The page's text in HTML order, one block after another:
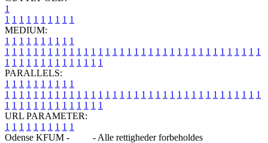
1
1 1 1 1 1 1 1 1 1 1
MEDIUM:
1 1 1 1 1 1 1 1 1 1
1 1 1 1 1 1 1 1 1 1 1 1 1 1 1 1 1 1 1 1 1 1 1 1 1 1 1 1 1 1 1 1 1 1 1 1
1 1 1 1 1 1 1 1 1 1 1 1 1 1
PARALLELS:
1 1 1 1 1 1 1 1 1 1
1 1 1 1 1 1 1 1 1 1 1 1 1 1 1 1 1 1 1 1 1 1 1 1 1 1 1 1 1 1 1 1 1 1 1 1
1 1 1 1 1 1 1 1 1 1 1 1 1 1
URL PARAMETER:
1 1 1 1 1 1 1 1 1 1
Odense KFUM -
- Alle rettigheder forbeholdes